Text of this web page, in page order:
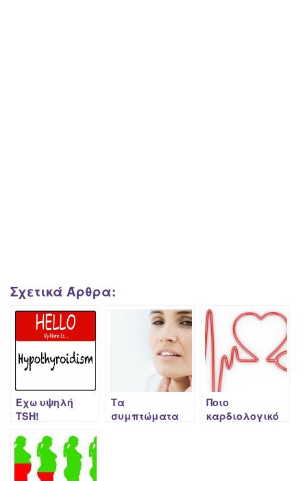
Σχετικά Άρθρα:
Έχω υψηλή
ΤSH!
Τα
συμπτώματα
Ποιο
καρδιολογικό